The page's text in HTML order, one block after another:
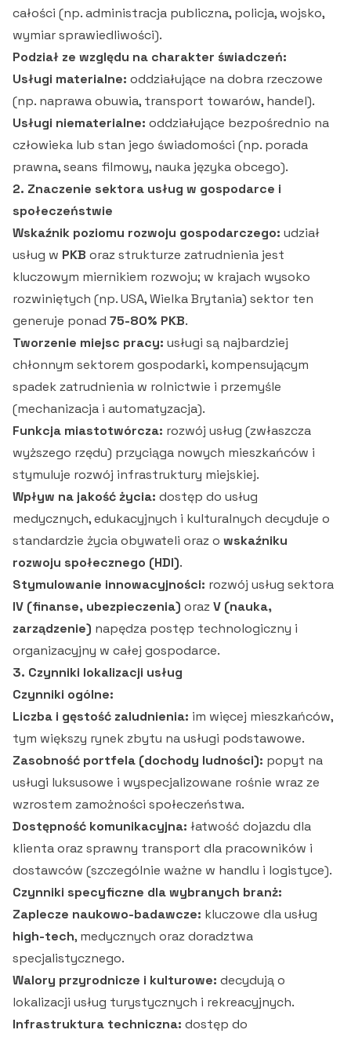
całości (np. administracja publiczna, policja, wojsko,
wymiar sprawiedliwości).
Podział ze względu na charakter świadczeń:
Usługi materialne: oddziałujące na dobra rzeczowe
(np. naprawa obuwia, transport towarów, handel).
Usługi niematerialne: oddziałujące bezpośrednio na
człowieka lub stan jego świadomości (np. porada
prawna, seans filmowy, nauka języka obcego).
2. Znaczenie sektora usług w gospodarce i
społeczeństwie
Wskaźnik poziomu rozwoju gospodarczego: udział
usług w PKB oraz strukturze zatrudnienia jest
kluczowym miernikiem rozwoju; w krajach wysoko
rozwiniętych (np. USA, Wielka Brytania) sektor ten
generuje ponad 75-80% PKB.
Tworzenie miejsc pracy: usługi są najbardziej
chłonnym sektorem gospodarki, kompensującym
spadek zatrudnienia w rolnictwie i przemyśle
(mechanizacja i automatyzacja).
Funkcja miastotwórcza: rozwój usług (zwłaszcza
wyższego rzędu) przyciąga nowych mieszkańców i
stymuluje rozwój infrastruktury miejskiej.
Wpływ na jakość życia: dostęp do usług
medycznych, edukacyjnych i kulturalnych decyduje o
standardzie życia obywateli oraz o wskaźniku
rozwoju społecznego (HDI).
Stymulowanie innowacyjności: rozwój usług sektora
IV (finanse, ubezpieczenia) orazV (nauka,
zarządzenie) napędza postęp technologiczny i
organizacyjny w całej gospodarce.
3. Czynniki lokalizacji usług
Czynniki ogólne:
Liczba i gęstość zaludnienia: im więcej mieszkańców,
tym większy rynek zbytu na usługi podstawowe.
Zasobność portfela (dochody ludności): popyt na
usługi luksusowe i wyspecjalizowane rośnie wraz ze
wzrostem zamożności społeczeństwa.
Dostępność komunikacyjna: łatwość dojazdu dla
klienta oraz sprawny transport dla pracowników i
dostawców (szczególnie ważne w handlu i logistyce).
Czynniki specyficzne dla wybranych branż:
Zaplecze naukowo-badawcze: kluczowe dla usług
high-tech, medycznych oraz doradztwa
specjalistycznego.
Walory przyrodnicze i kulturowe: decydują o
lokalizacji usług turystycznych i rekreacyjnych.
Infrastruktura techniczna: dostęp do